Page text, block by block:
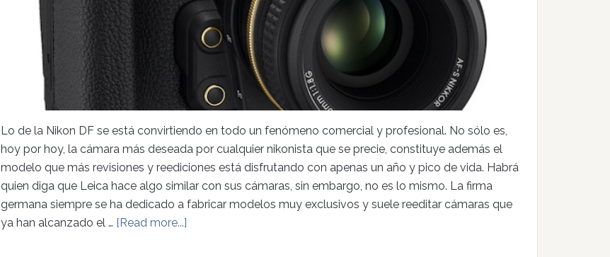
Lo de la Nikon DF se está convirtiendo en todo un fenómeno comercial y profesional. No sólo es,
hoy por hoy, la cámara más deseada por cualquier nikonista que se precie, constituye además el
modelo que más revisiones y reediciones está disfrutando con apenas un año y pico de vida. Habrá
quien diga que Leica hace algo similar con sus cámaras, sin embargo, no es lo mismo. La firma
germana siempre se ha dedicado a fabricar modelos muy exclusivos y suele reeditar cámaras que
ya han alcanzado el … [Read more...]